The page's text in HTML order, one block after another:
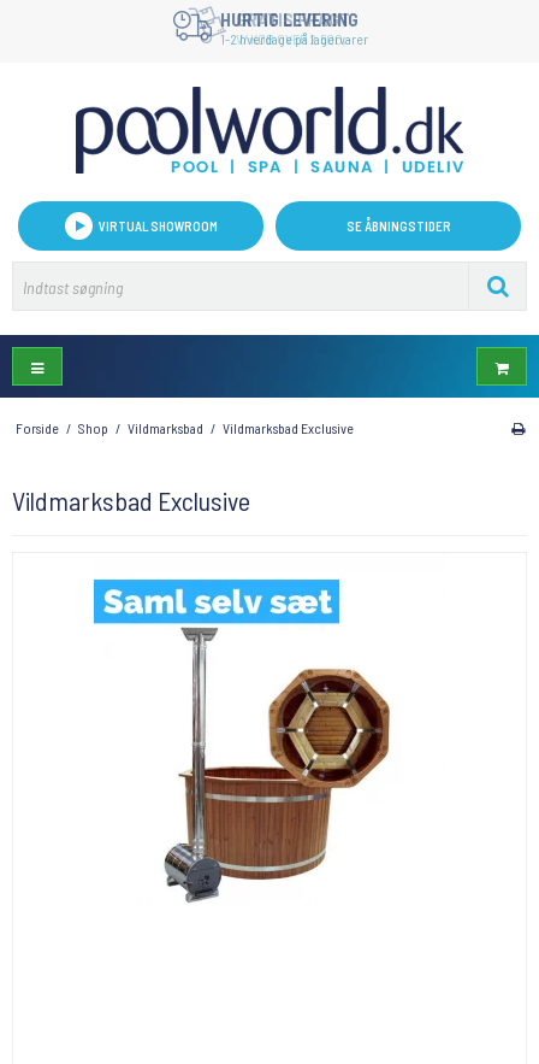
HURTIG LEVERING
1-2 hverdage på lagervarer
VIRTUAL SHOWROOM SE ÅBNINGSTIDER
Forside / Shop / Vildmarksbad / Vildmarksbad Exclusive
Vildmarksbad Exclusive